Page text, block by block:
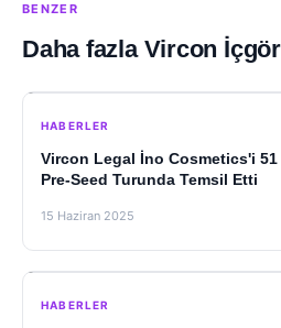
BENZER
Daha fazla Vircon
HABERLER
Vircon Legal İno Cosmetics'i
Pre-Seed Turunda Temsil Etti
15 Haziran 2025
HABERLER